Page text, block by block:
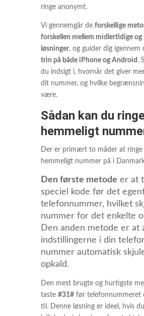
ringe anonymt.
Vi gennemgår de forskellige
forskellen mellem midlertidige og
løsninger, og guider dig igennem
trin på både iPhone og Android .
du indsigt i, hvornår det giver
dit nummer, og hvilke
være.
Sådan kan du
hemmeligt
Der er primært to måder at ringe
hemmeligt nummer på i
Den første metode er at
speciel kode før det
telefonnummer, hvilket
nummer for det enkelte
Den anden metode er at
indstillingerne i din
nummer automatisk
opkald.
Den mest brugte og hurtigste
taste #31#før telefonnummeret
til. Denne løsning er ideel, hvis